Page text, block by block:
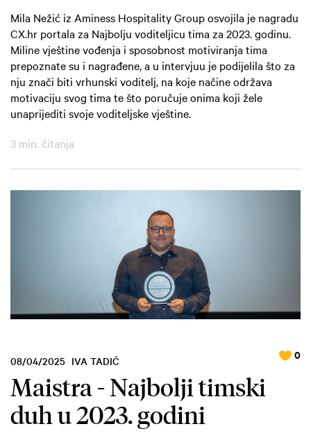
Mila Nežić iz Aminess Hospitality Group osvojila je nagradu
CX.hr portala za Najbolju voditeljicu tima za 2023. godinu.
Miline vještine vođenja i sposobnost motiviranja tima
prepoznate su i nagrađene, a u intervjuu je podijelila što za
nju znači biti vrhunski voditelj, na koje načine održava
motivaciju svog tima te što poručuje onima koji žele
unaprijediti svoje voditeljske vještine.
3 min. čitanja
08/04/2025 IVA TADIĆ
Maistra - Najbolji timski
duh u 2023. godini
0